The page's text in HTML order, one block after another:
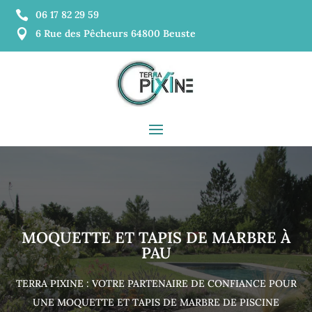
 06 17 82 29 59
 6 Rue des Pêcheurs 64800 Beuste
MOQUETTE ET TAPIS DE MARBRE À
PAU
TERRA PIXINE : VOTRE PARTENAIRE DE CONFIANCE POUR
UNE MOQUETTE ET TAPIS DE MARBRE DE PISCINE